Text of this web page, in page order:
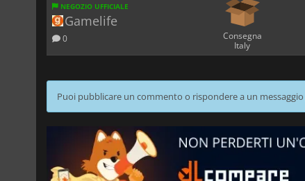
NEGOZIO UFFICIALE
Gamelife
0
Consegna
Italy
Puoi pubblicare un commento o rispondere a un messaggio